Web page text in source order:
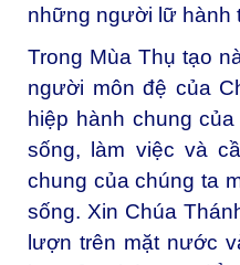
những người lữ hành
Trong Mùa Thụ tạo
người môn đệ của
hiệp hành chung
sống, làm việc và
chung của chúng ta
sống. Xin Chúa
lượn trên mặt nước